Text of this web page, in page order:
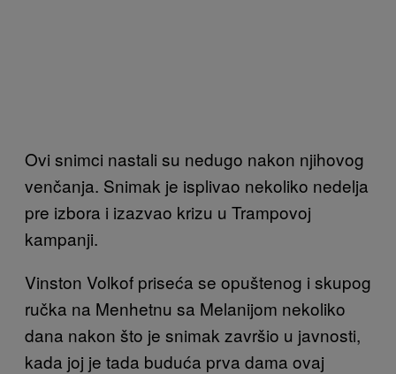
Ovi snimci nastali su nedugo nakon njihovog
venčanja. Snimak je isplivao nekoliko nedelja
pre izbora i izazvao krizu u Trampovoj
kampanji.
Vinston Volkof priseća se opuštenog i skupog
ručka na Menhetnu sa Melanijom nekoliko
dana nakon što je snimak završio u javnosti,
kada joj je tada buduća prva dama ovaj